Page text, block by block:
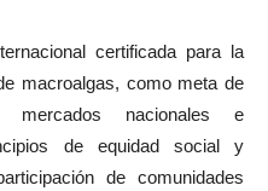
certificada para la
macroalgas, como meta de
nacionales e
de equidad social y
de comunidades